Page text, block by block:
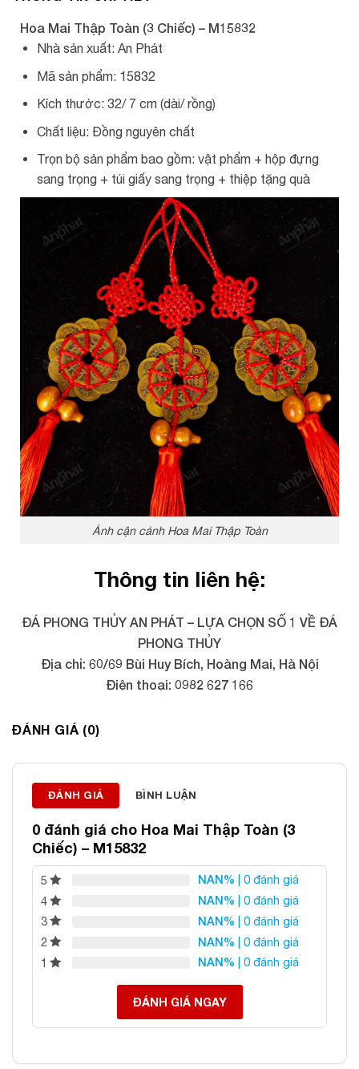
Hoa Mai Thập Toàn (3 Chiếc) – M15832
Nhà sản xuất: An Phát
Mã sản phẩm: 15832
Kích thước: 32/ 7 cm (dài/ rồng)
Chất liệu: Đồng nguyên chất
Trọn bộ sản phẩm bao gồm: vật phẩm + hộp đựng
sang trọng + túi giấy sang trọng + thiệp tặng quà
Ảnh cận cảnh Hoa Mai Thập Toàn
Thông tin liên hệ:
ĐÁ PHONG THỦY AN PHÁT – LỰA CHỌN SỐ 1 VỀ ĐÁ
PHONG THỦY
Địa chỉ: 60/69 Bùi Huy Bích, Hoàng Mai, Hà Nội
Điện thoại: 0982 627 166
ĐÁNH GIÁ (0)
ĐÁNH GIÁ BÌNH LUẬN
0 đánh giá cho Hoa Mai Thập Toàn (3
Chiếc) – M15832
5 NAN% | 0 đánh giá
4
NAN% | 0 đánh giá
3
NAN% | 0 đánh giá
2
NAN% | 0 đánh giá
1
NAN% | 0 đánh giá
ĐÁNH GIÁ NGAY